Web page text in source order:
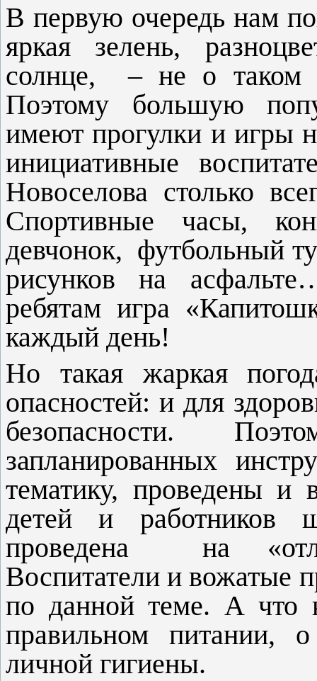
В первую очередь нам
яркая зелень,
солнце,
– не о таком
Поэтому большую
имеют прогулки и игры
инициативные
Новоселова столько
Спортивные часы,
девчонок, футбольный
рисунков на
ребятам игра
каждый день!
Но такая жаркая
опасностей: и для
безопасности.
запланированных
тематику, проведены и
детей и
проведена
на
Воспитатели и вожатые
по данной теме. А что
правильном питании,
личной гигиены.